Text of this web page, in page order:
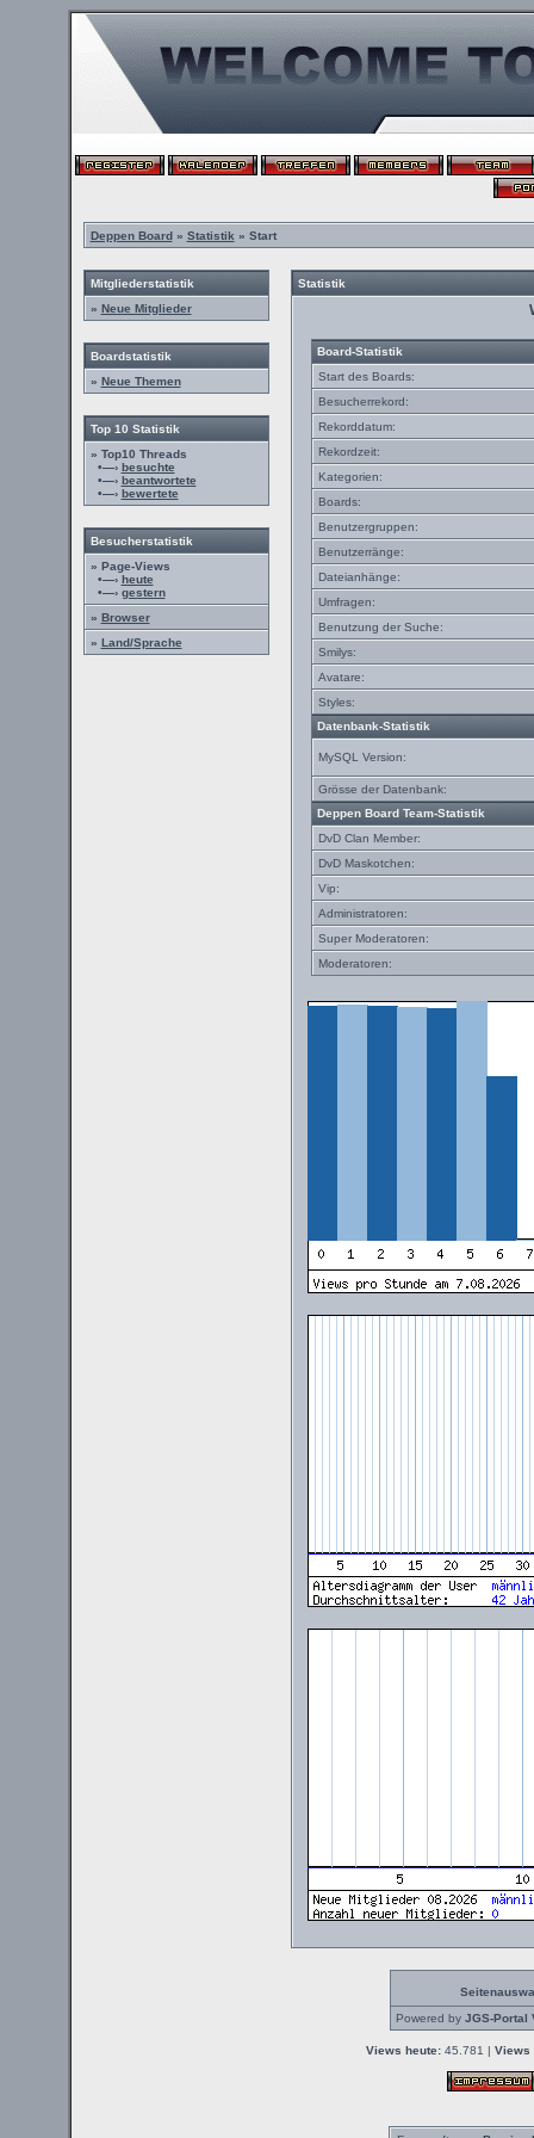
Deppen Board» Statistik » Start
Mitgliederstatistik
» Neue Mitglieder
Boardstatistik
» Neue Themen
Top 10 Statistik
» Top10 Threads
•—› besuchte
•—› beantwortete
•—› bewertete
Besucherstatistik
» Page-Views
•—› heute
•—› gestern
» Browser
» Land/Sprache
Statistik
Board-Statistik
Start des Boards:
Besucherrekord:
Rekorddatum:
Rekordzeit:
Kategorien:
Boards:
Benutzergruppen:
Benutzerränge:
Dateianhänge:
Umfragen:
Benutzung der Suche:
Smilys:
Avatare:
Styles:
Datenbank-Statistik
MySQL Version:
Grösse der Datenbank:
Deppen Board Team-Statistik
DvD Clan Member:
DvD Maskotchen:
Vip:
Administratoren:
Super Moderatoren:
Moderatoren:
Powered by JGS-Portal
Views heute: 45.781 | Views